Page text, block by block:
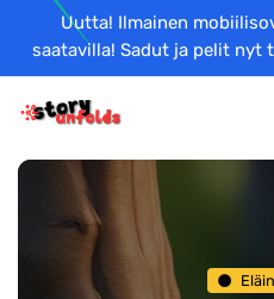
Uutta! Ilmainen
saatavilla! Sadut ja pelit nyt